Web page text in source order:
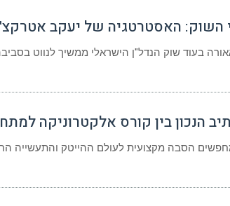
השוק: האסטרטגיה של יעקב
בעוד שוק הנדל"ן הישראלי ממשיך לנווט
הנכון בין קורס אלקטרוניקה
מחפשים הסבה מקצועית לעולם ההייטק